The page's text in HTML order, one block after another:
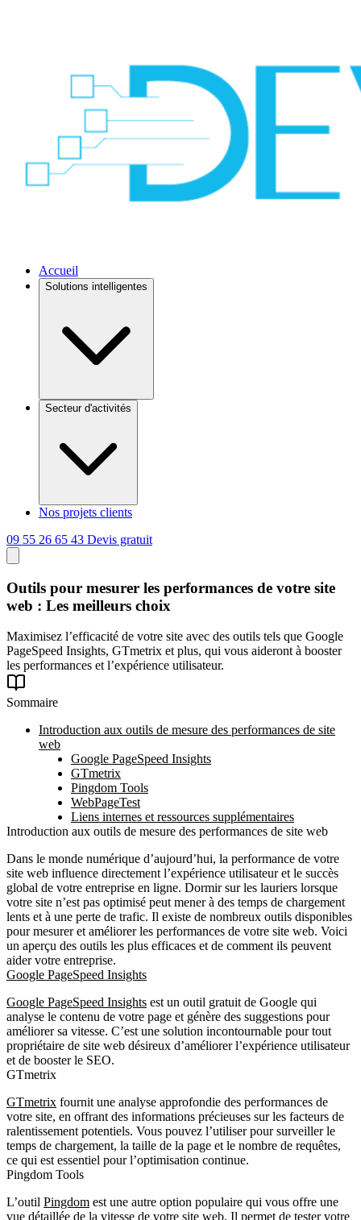
Accueil
Solutions intelligentes
Secteur d'activités
Nos projets clients
09 55 26 65 43 Devis gratuit
Outils pour mesurer les performances de votre site
web : Les meilleurs choix
Maximisez l’efficacité de votre site avec des outils tels que Google
PageSpeed Insights, GTmetrix et plus, qui vous aideront à booster
les performances et l’expérience utilisateur.
Sommaire
Introduction aux outils de mesure des performances de site
web
Google PageSpeed Insights
GTmetrix
Pingdom Tools
WebPageTest
Liens internes et ressources supplémentaires
Introduction aux outils de mesure des performances de site web
Dans le monde numérique d’aujourd’hui, la performance de votre
site web influence directement l’expérience utilisateur et le succès
global de votre entreprise en ligne. Dormir sur les lauriers lorsque
votre site n’est pas optimisé peut mener à des temps de chargement
lents et à une perte de trafic. Il existe de nombreux outils disponibles
pour mesurer et améliorer les performances de votre site web. Voici
un aperçu des outils les plus efficaces et de comment ils peuvent
aider votre entreprise.
Google PageSpeed Insights
Google PageSpeed Insights est un outil gratuit de Google qui
analyse le contenu de votre page et génère des suggestions pour
améliorer sa vitesse. C’est une solution incontournable pour tout
propriétaire de site web désireux d’améliorer l’expérience utilisateur
et de booster le SEO.
GTmetrix
GTmetrix fournit une analyse approfondie des performances de
votre site, en offrant des informations précieuses sur les facteurs de
ralentissement potentiels. Vous pouvez l’utiliser pour surveiller le
temps de chargement, la taille de la page et le nombre de requêtes,
ce qui est essentiel pour l’optimisation continue.
Pingdom Tools
L’outil Pingdom est une autre option populaire qui vous offre une
vue détaillée de la vitesse de votre site web. Il permet de tester votre